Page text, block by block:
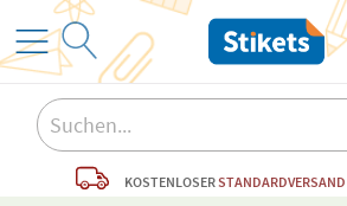
KOSTENLOSERSTANDARDVERSAND